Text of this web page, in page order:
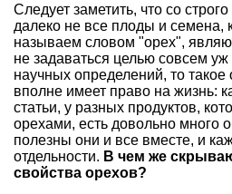
Следует заметить, что со
далеко не все плоды и семена,
называем словом "орех",
не задаваться целью совсем уж
научных определений, то
вполне имеет право на жизнь:
статьи, у разных продуктов,
орехами, есть довольно много
полезны они и все вместе, и
отдельности. В чем же
свойства орехов?